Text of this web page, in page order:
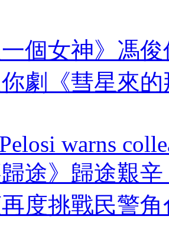
一個女神》馮
劇《彗星來
warns
歸途》歸途艱辛
度挑戰民警